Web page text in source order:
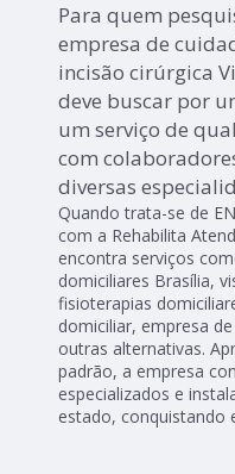
Para quem
empresa de
incisão cirúrgica
deve buscar por
um serviço de
com
diversas
Quando trata-se de
com a Rehabilita
encontra serviços
domiciliares Brasília,
fisioterapias
domiciliar, empresa
outras alternativas.
padrão, a empresa
especializados e
estado, conquistando